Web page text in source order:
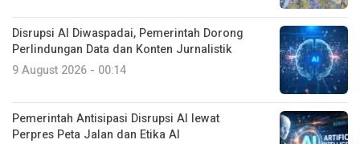
Disrupsi AI Diwaspadai, Pemerintah Dorong
Perlindungan Data dan Konten Jurnalistik
9 August 2026 - 00:14
Pemerintah Antisipasi Disrupsi AI lewat
Perpres Peta Jalan dan Etika AI